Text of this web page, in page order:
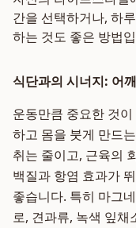
간을 선택하거나, 하
하는 것도 좋은 방법
식단과의 시너지: 어
운동만큼 중요한 것
하고 몸을 붓게 만드
취는 줄이고, 근육의
백질과 항염 효과가
좋습니다. 특히 마그
로, 견과류, 녹색 잎채